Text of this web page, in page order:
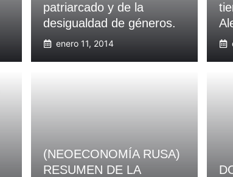
patriarcado y de la
desigualdad de géneros.
enero 11, 2014
(NEOECONOMÍA RUSA)
RESUMEN DE LA